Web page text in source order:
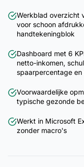
Werkblad overzicht
voor schoon
handtekeningblok
Dashboard met 6
netto-inkomen,
spaarpercentage
Voorwaardelijke
typische gezonde
Werkt in Microsoft
zonder macro's